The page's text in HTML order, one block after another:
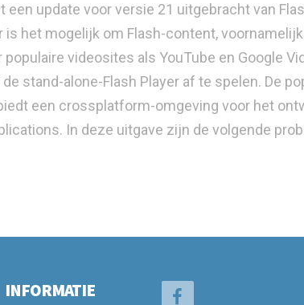
een update voor versie 21 uitgebracht van
is het mogelijk om Flash-content,
populaire videosites als YouTube en Google
stand-alone-Flash Player af te spelen. De
een crossplatform-omgeving voor het
In deze uitgave zijn de volgende
INFORMATIE